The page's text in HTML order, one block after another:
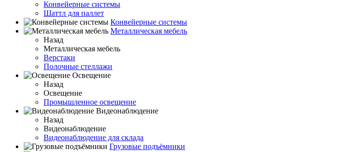
Конвейерные системы
Шаттл для паллет
Конвейерные системы
Металлическая мебель
Назад
Металлическая мебель
Верстаки
Полочные стеллажи
Освещение
Назад
Освещение
Промышленное освещение
Видеонаблюдение
Назад
Видеонаблюдение
Видеонаблюдение для склада
Грузовые подъёмники